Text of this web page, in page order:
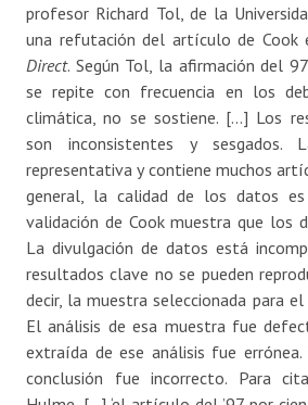
profesor Richard Tol, de la
una refutación del artículo de Cook
Direct. Según Tol, la afirmación del
se repite con frecuencia en los
climática, no se sostiene. […] Los
son inconsistentes y sesgados.
representativa y contiene muchos
general, la calidad de los datos
validación de Cook muestra que los
La divulgación de datos está
resultados clave no se pueden
decir, la muestra seleccionada para
El análisis de esa muestra fue
extraída de ese análisis fue
conclusión fue incorrecto. Para